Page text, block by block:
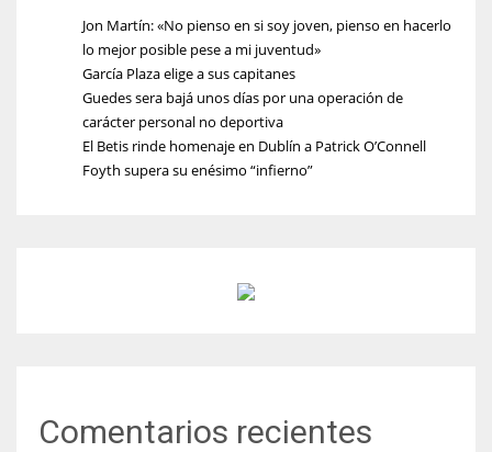
Jon Martín: «No pienso en si soy joven, pienso en hacerlo
lo mejor posible pese a mi juventud»
García Plaza elige a sus capitanes
Guedes sera bajá unos días por una operación de
carácter personal no deportiva
El Betis rinde homenaje en Dublín a Patrick O’Connell
Foyth supera su enésimo “infierno”
Comentarios recientes